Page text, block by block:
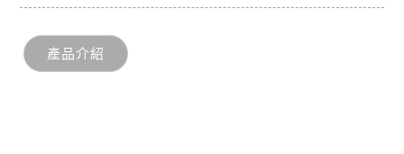
產品介紹